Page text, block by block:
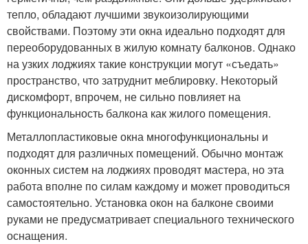
тепло, обладают лучшими звукоизолирующими
свойствами. Поэтому эти окна идеально подходят для
переоборудованных в жилую комнату балконов. Однако
на узких лоджиях такие конструкции могут «съедать»
пространство, что затруднит меблировку. Некоторый
дискомфорт, впрочем, не сильно повлияет на
функциональность балкона как жилого помещения.
Металлопластиковые окна многофункциональны и
подходят для различных помещений. Обычно монтаж
оконных систем на лоджиях проводят мастера, но эта
работа вполне по силам каждому и может проводиться
самостоятельно. Установка окон на балконе своими
руками не предусматривает специального технического
оснащения.